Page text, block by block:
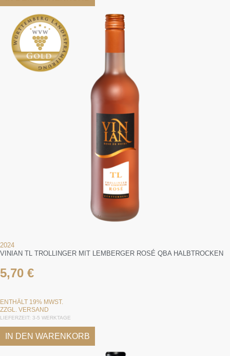
2024
VINIAN TL TROLLINGER MIT LEMBERGER ROSÉ QBA HALBTROCKEN
5,70 €
ENTHÄLT 19% MWST.
ZZGL. VERSAND
LIEFERZEIT: 3-5 WERKTAGE
IN DEN WARENKORB